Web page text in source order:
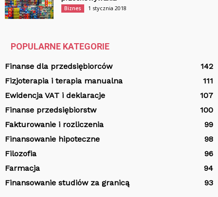
Biznes 1 stycznia 2018
POPULARNE KATEGORIE
Finanse dla przedsiębiorców
142
Fizjoterapia i terapia manualna
111
Ewidencja VAT i deklaracje
107
Finanse przedsiębiorstw
100
Fakturowanie i rozliczenia
99
Finansowanie hipoteczne
98
Filozofia
96
Farmacja
94
Finansowanie studiów za granicą
93